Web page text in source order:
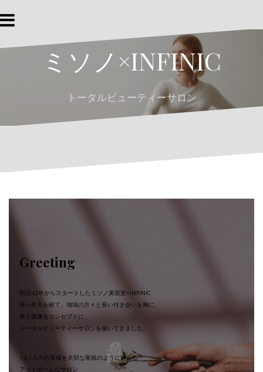
ン
ミソノ×INFINIC
トータルビューティーサロン
Greeting
明治42年からスタートしたミソノ美容室×INFINIC
長い年月を経て、地域の方々と長い付き合いを胸に、
美と健康をコンセプトに、
トータルビューティーサロンを築いてきました。
1人1人のお客様を大切な家族のように迎える
アットホームなサロン